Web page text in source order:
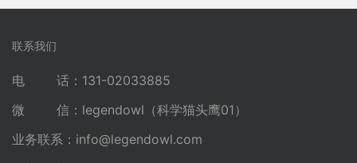
联系我们
电 话：131-02033885
微 信：legendowl（科学猫头鹰01）
业务联系： info@legendowl.com